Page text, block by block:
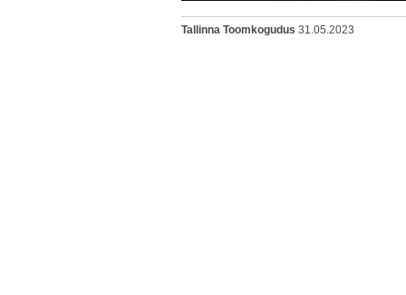
Tallinna Toomkogudus 31.05.2023